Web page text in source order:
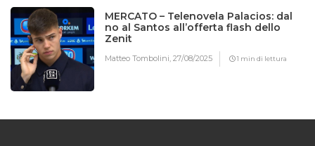
MERCATO – Telenovela Palacios: dal
no al Santos all’offerta flash dello
Zenit
Matteo Tombolini,27/08/2025 1 min di lettura